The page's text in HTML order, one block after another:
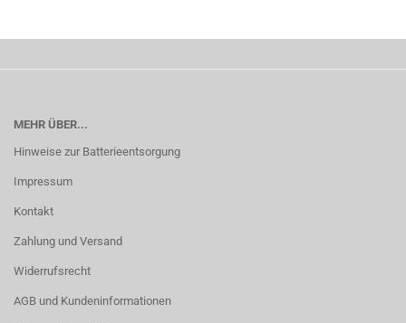
MEHR ÜBER...
Hinweise zur Batterieentsorgung
Impressum
Kontakt
Zahlung und Versand
Widerrufsrecht
AGB und Kundeninformationen